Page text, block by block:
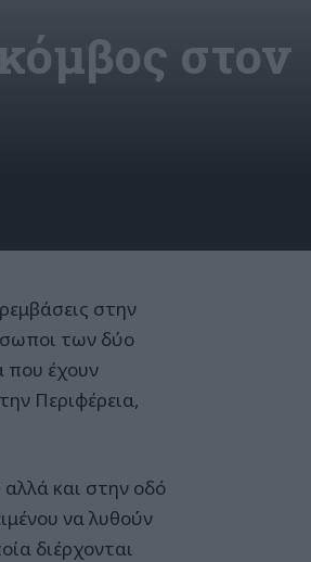
στον
στην
των δύο
που έχουν
Περιφέρεια,
και στην οδό
να λυθούν
διέρχονται